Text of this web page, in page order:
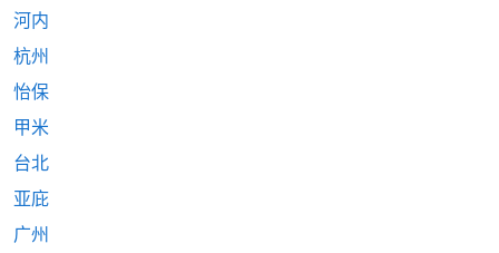
河内
杭州
怡保
甲米
台北
亚庇
广州